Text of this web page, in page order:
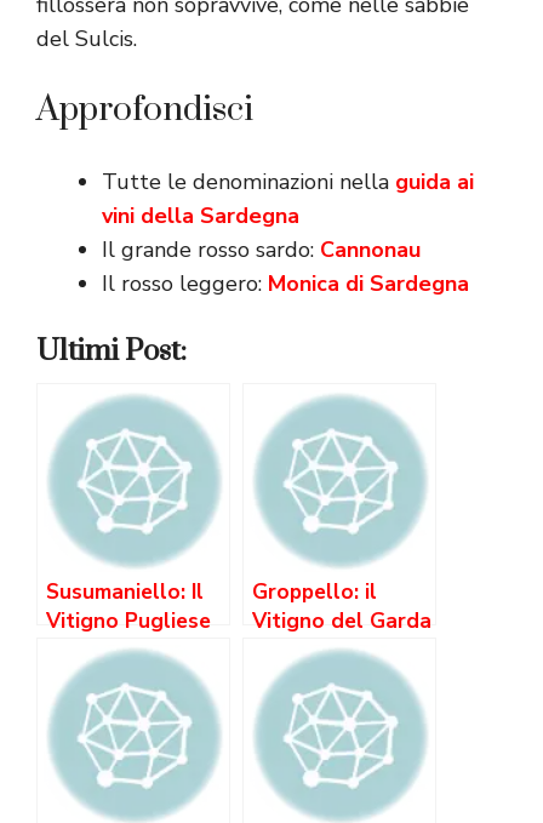
del Sulcis.
Approfondisci
Tutte le denominazioni nella guida ai
vini della Sardegna
Il grande rosso sardo: Cannonau
Il rosso leggero: Monica di Sardegna
Ultimi Post:
Susumaniello: Il
Vitigno Pugliese
che Nessuno
Conosce (ma
Tutti Amano)
Groppello: il
Vitigno del Garda
Bresciano che
Non Ti Aspetti